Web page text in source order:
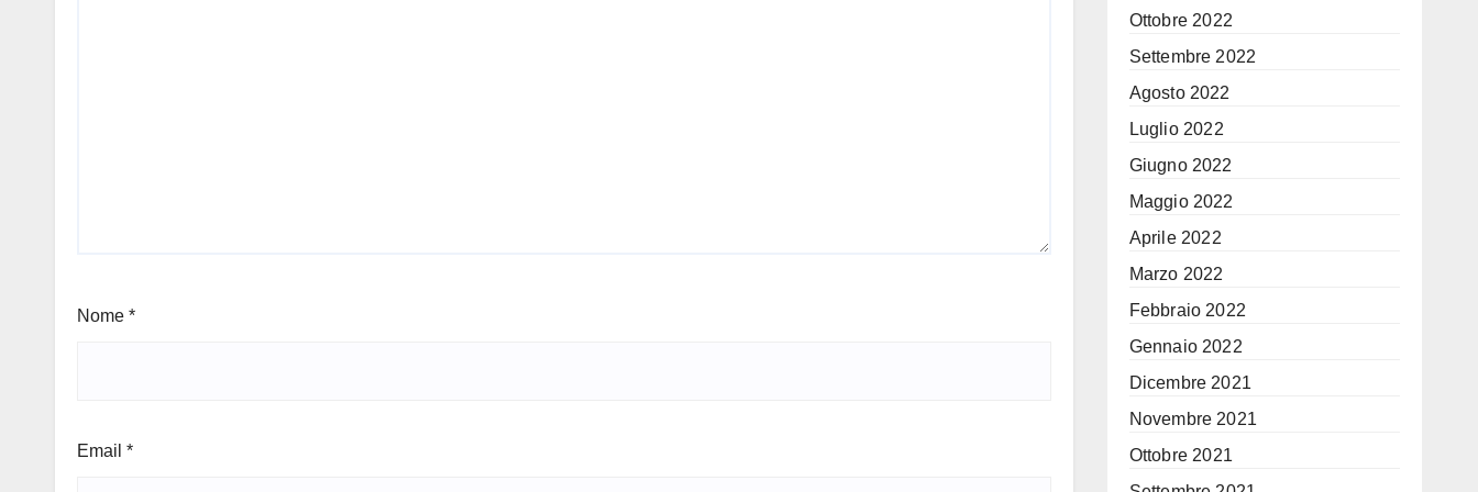
Nome *
Email *
Ottobre 2022
Settembre 2022
Agosto 2022
Luglio 2022
Giugno 2022
Maggio 2022
Aprile 2022
Marzo 2022
Febbraio 2022
Gennaio 2022
Dicembre 2021
Novembre 2021
Ottobre 2021